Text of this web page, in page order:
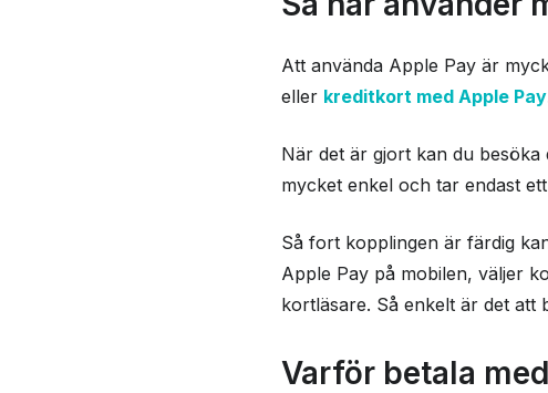
Att använda Apple Pay är
eller kreditkort med Apple Pay
När det är gjort kan du
mycket enkel och tar endast
Så fort kopplingen är färdig
Apple Pay på mobilen, väljer
kortläsare. Så enkelt är det
Varför betala